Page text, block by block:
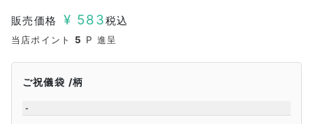
販売価格 ¥ 583税込
当店ポイント 5 P 進呈
ご祝儀袋 柄
-